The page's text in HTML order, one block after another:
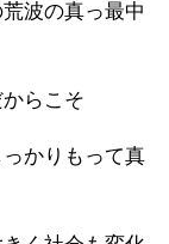
波の真っ最中
らこそ
かりもって真